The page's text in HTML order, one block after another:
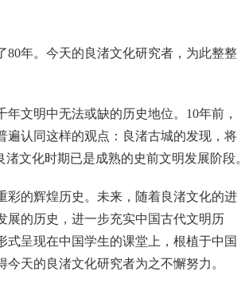
年。今天的良渚文化研究者，为此整整
文明中无法或缺的历史地位。10年前，
遍认同这样的观点：良渚古城的发现，将
文化时期已是成熟的史前文明发展阶段。
的辉煌历史。未来，随着良渚文化的进
展的历史，进一步充实中国古代文明历
呈现在中国学生的课堂上，根植于中国
天的良渚文化研究者为之不懈努力。